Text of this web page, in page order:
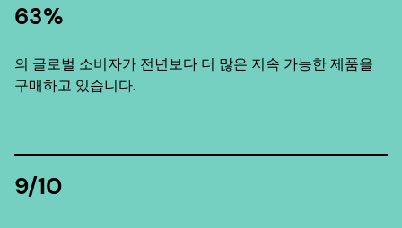
63%
의 글로벌 소비자가 전년보다 더 많은 지속 가능한 제품을
구매하고 있습니다.
9/10